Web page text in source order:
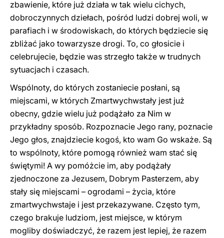
zbawienie, które już działa w tak wielu cichych,
dobroczynnych dziełach, pośród ludzi dobrej woli, w
parafiach i w środowiskach, do których będziecie się
zbliżać jako towarzysze drogi. To, co głosicie i
celebrujecie, będzie was strzegło także w trudnych
sytuacjach i czasach.
Wspólnoty, do których zostaniecie posłani, są
miejscami, w których Zmartwychwstały jest już
obecny, gdzie wielu już podążało za Nim w
przykładny sposób. Rozpoznacie Jego rany, poznacie
Jego głos, znajdziecie kogoś, kto wam Go wskaże. Są
to wspólnoty, które pomogą również wam stać się
świętymi! A wy pomóżcie im, aby podążały
zjednoczone za Jezusem, Dobrym Pasterzem, aby
stały się miejscami – ogrodami – życia, które
zmartwychwstaje i jest przekazywane. Często tym,
czego brakuje ludziom, jest miejsce, w którym
mogliby doświadczyć, że razem jest lepiej, że razem